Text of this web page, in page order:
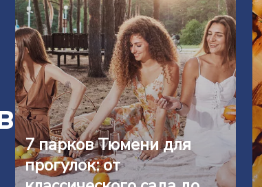
7 парков Тюмени для
прогулок: от